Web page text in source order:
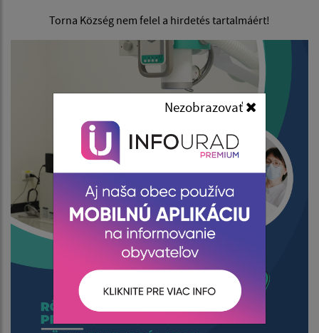
Nezobrazovať
Torna Község nem felel a hirdetés tartalmáért!